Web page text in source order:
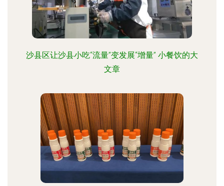
沙县区让沙县小吃“流量”变发展“增量” 小餐饮的大
文章